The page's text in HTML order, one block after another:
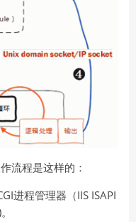
流程是这样的：
进程管理器（IIS ISAPI